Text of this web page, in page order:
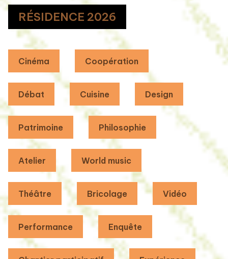
RÉSIDENCE 2026
Cinéma Coopération
Débat Cuisine Design
Patrimoine Philosophie
Atelier World music
Théâtre Bricolage Vidéo
Performance Enquête